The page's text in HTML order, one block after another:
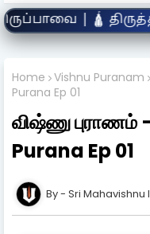
| ✨
Home Vishnu Puranam
Purana Ep 01
விஷ்ணு புராணம்
Purana Ep 01
Sri Mahavishnu